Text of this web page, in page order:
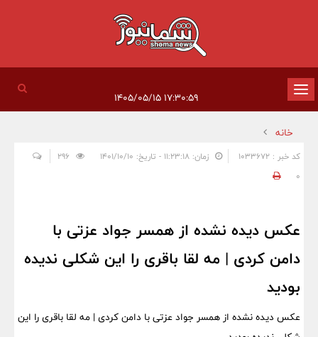
تغییر
وضعیت
ناوبری
۱۷:۳۰:۵۹ ۱۴۰۵/۰۵/۱۵
خانه
کد خبر : 1033672 زمان: ۱۱:۲۳:۱۸ - تاریخ: ۱۴۰۱/۱۰/۱۰
0
عکس دیده نشده از همسر جواد عزتی با
دامن کردی | مه لقا باقری را این شکلی ندیده
بودید
عکس دیده نشده از همسر جواد عزتی با دامن کردی | مه لقا باقری را این